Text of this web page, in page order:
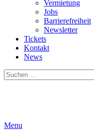
Vermietung
Jobs
Barrierefreiheit
Newsletter
Tickets
Kontakt
News
Suchen
nach:
Menu